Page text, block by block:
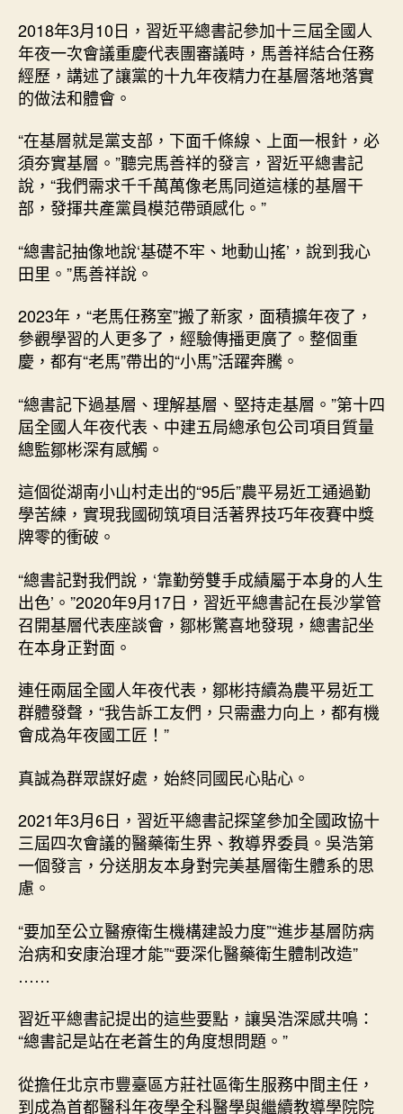
2018年3月10日，習近平總書記參加十三屆全國人
年夜一次會議重慶代表團審議時，馬善祥結合任務
經歷，講述了讓黨的十九年夜精力在基層落地落實
的做法和體會。
“在基層就是黨支部，下面千條線、上面一根針，必
須夯實基層。”聽完馬善祥的發言，習近平總書記
說，“我們需求千千萬萬像老馬同道這樣的基層干
部，發揮共產黨員模范帶頭感化。”
“總書記抽像地說‘基礎不牢、地動山搖’，說到我心
田里。”馬善祥說。
2023年，“老馬任務室”搬了新家，面積擴年夜了，
參觀學習的人更多了，經驗傳播更廣了。整個重
慶，都有“老馬”帶出的“小馬”活躍奔騰。
“總書記下過基層、理解基層、堅持走基層。”第十四
屆全國人年夜代表、中建五局總承包公司項目質量
總監鄒彬深有感觸。
這個從湖南小山村走出的“95后”農平易近工通過勤
學苦練，實現我國砌筑項目活著界技巧年夜賽中獎
牌零的衝破。
“總書記對我們說，‘靠勤勞雙手成績屬于本身的人生
出色’。”2020年9月17日，習近平總書記在長沙掌管
召開基層代表座談會，鄒彬驚喜地發現，總書記坐
在本身正對面。
連任兩屆全國人年夜代表，鄒彬持續為農平易近工
群體發聲，“我告訴工友們，只需盡力向上，都有機
會成為年夜國工匠！”
真誠為群眾謀好處，始終同國民心貼心。
2021年3月6日，習近平總書記探望參加全國政協十
三屆四次會議的醫藥衛生界、教導界委員。吳浩第
一個發言，分送朋友本身對完美基層衛生體系的思
慮。
“要加至公立醫療衛生機構建設力度”“進步基層防病
治病和安康治理才能”“要深化醫藥衛生體制改造”
……
習近平總書記提出的這些要點，讓吳浩深感共鳴：
“總書記是站在老蒼生的角度想問題。”
從擔任北京市豐臺區方莊社區衛生服務中間主任，
到成為首都醫科年夜學全科醫學與繼續教導學院院